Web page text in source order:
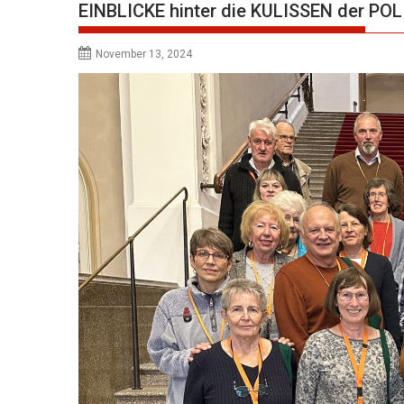
EINBLICKE hinter die KULISSEN der
November 13, 2024